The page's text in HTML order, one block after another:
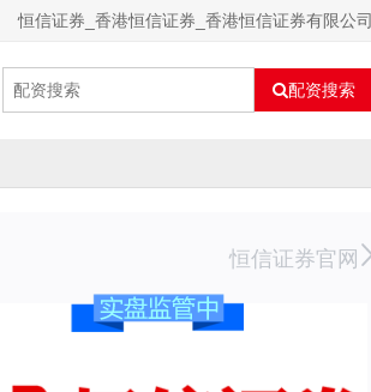
恒信证券_香港恒信证券_香港恒信证券有限公司
配资搜索
恒信证券官网